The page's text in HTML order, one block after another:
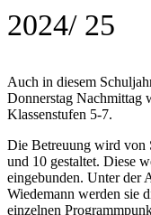
2024/ 25
Auch in diesem
Donnerstag Nachmittag
Klassenstufen 5-7.
Die Betreuung wird von
und 10 gestaltet. Diese
eingebunden. Unter der
Wiedemann werden sie
einzelnen